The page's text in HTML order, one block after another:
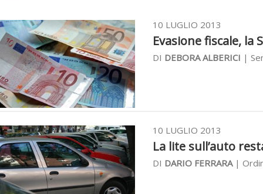
10 LUGLIO 2013
Evasione fiscale, la
DI DEBORA ALBERICI |
10 LUGLIO 2013
La lite sull’auto
DI DARIO FERRARA|